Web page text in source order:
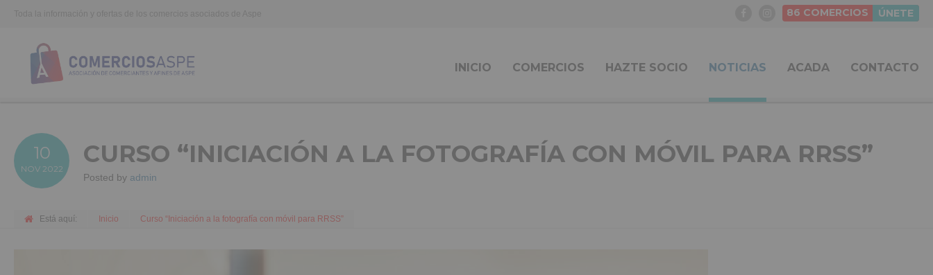
86 COMERCIOS ÚNETE
INICIO COMERCIOS HAZTE SOCIO NOTICIAS ACADA CONTACTO
10
NOV 2022
CURSO “INICIACIÓN A LA FOTOGRAFÍA CON MÓVIL PARA RRSS”
Posted by admin
Está aquí: Inicio Curso “Iniciación a la fotografía con móvil para RRSS”